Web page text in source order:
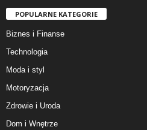
POPULARNE KATEGORIE
Biznes i Finanse
Technologia
Moda i styl
Motoryzacja
Zdrowie i Uroda
Dom i Wnętrze